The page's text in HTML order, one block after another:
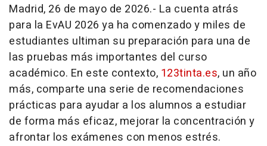
Madrid, 26 de mayo de 2026.- La cuenta atrás
para la EvAU 2026 ya ha comenzado y miles de
estudiantes ultiman su preparación para una de
las pruebas más importantes del curso
académico. En este contexto, 123tinta.es, un año
más, comparte una serie de recomendaciones
prácticas para ayudar a los alumnos a estudiar
de forma más eficaz, mejorar la concentración y
afrontar los exámenes con menos estrés.